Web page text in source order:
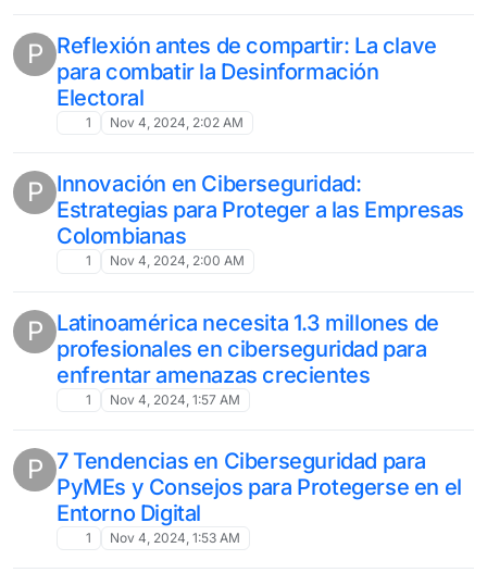
P Reflexión antes de compartir: La clave
para combatir la Desinformación
Electoral
1 Nov 4, 2024, 2:02 AM
P Innovación en Ciberseguridad:
Estrategias para Proteger a las Empresas
Colombianas
1 Nov 4, 2024, 2:00 AM
P Latinoamérica necesita 1.3 millones de
profesionales en ciberseguridad para
enfrentar amenazas crecientes
1 Nov 4, 2024, 1:57 AM
P 7 Tendencias en Ciberseguridad para
PyMEs y Consejos para Protegerse en el
Entorno Digital
1 Nov 4, 2024, 1:53 AM